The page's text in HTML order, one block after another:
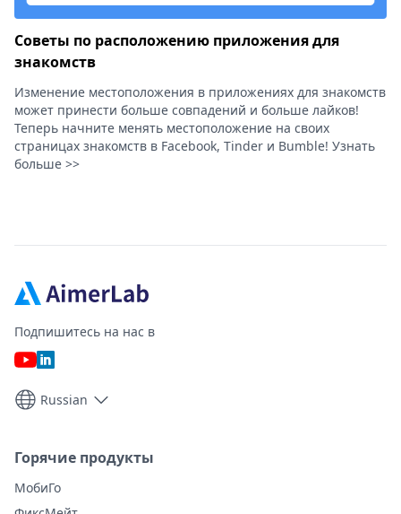
Советы по расположению приложения для
знакомств
Изменение местоположения в приложениях для знакомств
может принести больше совпадений и больше лайков!
Теперь начните менять местоположение на своих
страницах знакомств в Facebook, Tinder и Bumble! Узнать
больше >>
Подпишитесь на нас в
Russian
Горячие продукты
МобиГо